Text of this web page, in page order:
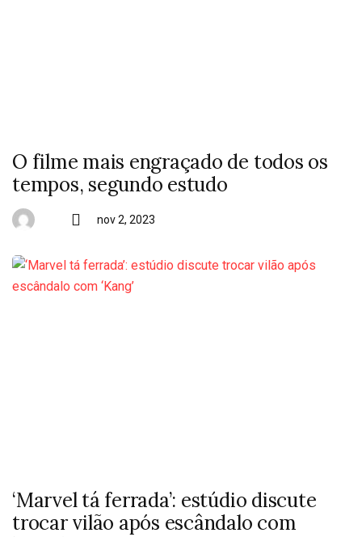
O filme mais engraçado de todos os
tempos, segundo estudo
nov 2, 2023
‘Marvel tá ferrada’: estúdio discute
trocar vilão após escândalo com